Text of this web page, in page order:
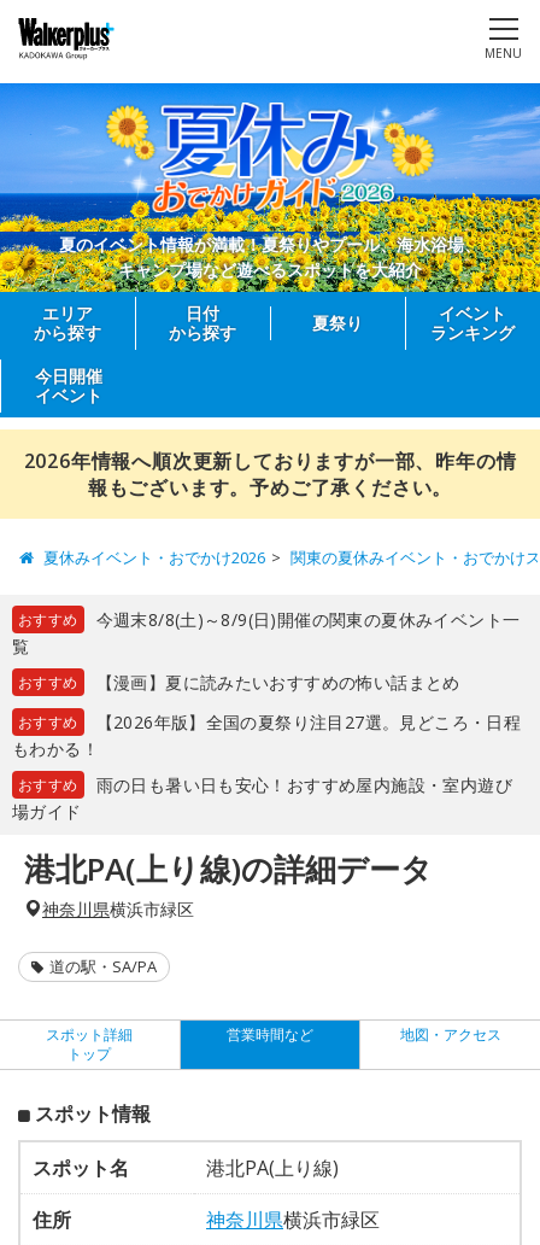
MENU
夏のイベント情報が満載！夏祭りやプール、海水浴場、
キャンプ場など遊べるスポットを大紹介
エリア
から探す
日付
から探す
夏祭り
イベント
ランキング
今日開催
イベント
2026年情報へ順次更新しておりますが一部、昨年の情
報もございます。予めご了承ください。
夏休みイベント・おでかけ2026 関東の夏休みイベント・おでかけ
おすすめ
今週末8/8(土)～8/9(日)開催の関東の夏休みイベント一
覧
おすすめ 【漫画】夏に読みたいおすすめの怖い話まとめ
おすすめ
【2026年版】全国の夏祭り注目27選。見どころ・日程
もわかる！
おすすめ
雨の日も暑い日も安心！おすすめ屋内施設・室内遊び
場ガイド
港北PA(上り線)の詳細データ
神奈川県横浜市緑区
道の駅・SA/PA
スポット詳細
トップ
営業時間など 地図・アクセス
スポット情報
スポット名
港北PA(上り線)
住所
神奈川県横浜市緑区